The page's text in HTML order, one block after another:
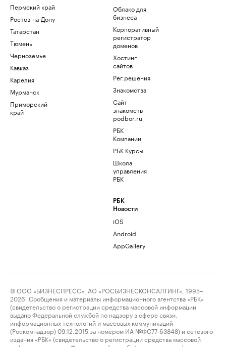
Пермский край
Ростов-на-Дону
Татарстан
Тюмень
Черноземье
Кавказ
Карелия
Мурманск
Приморский
край
Облако для
бизнеса
Корпоративный
регистратор
доменов
Хостинг
сайтов
Рег.решения
Знакомства
Сайт
знакомств
podbor.ru
РБК
Компании
РБК Курсы
Школа
управления
РБК
РБК
Новости
iOS
Android
AppGallery
© ООО «БИЗНЕСПРЕСС», АО «РОСБИЗНЕСКОНСАЛТИНГ», 1995–
2026. Сообщения и материалы информационного агентства «РБК»
(свидетельство о регистрации средства массовой информации
выдано Федеральной службой по надзору в сфере связи,
информационных технологий и массовых коммуникаций
(Роскомнадзор) 09.12.2015 за номером ИА №ФС77-63848) и сетевого
издания «РБК» (свидетельство о регистрации средства массовой